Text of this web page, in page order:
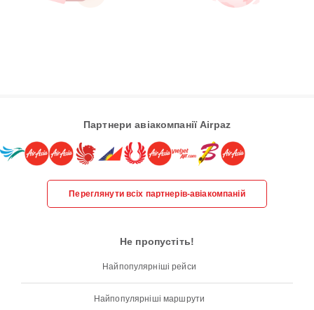
Партнери авіакомпанії Airpaz
Переглянути всіх партнерів-авіакомпаній
Не пропустіть!
Найпопулярніші рейси
Найпопулярніші маршрути